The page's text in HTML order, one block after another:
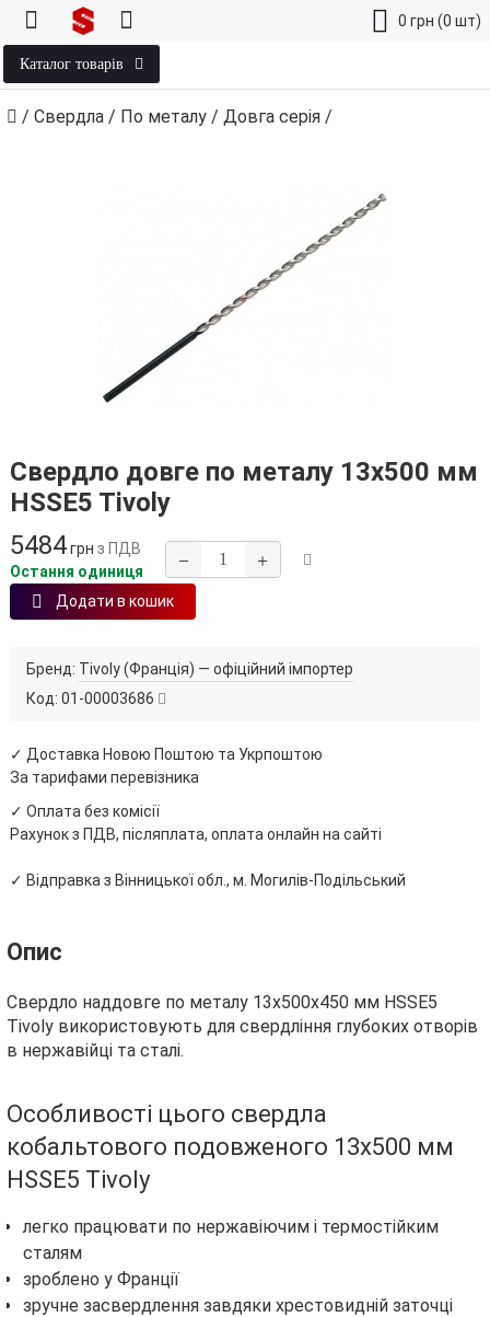
0 грн (0 шт)
Каталог товарів
/ Свердла / По металу / Довга серія /
Свердло довге по металу 13х500 мм
HSSE5 Tivoly
5484грн з ПДВ
Остання одиниця
− +
Додати в кошик
Бренд: Tivoly (Франція) — офіційний імпортер
Код: 01-00003686
✓ Доставка Новою Поштою та Укрпоштою
За тарифами перевізника
✓ Оплата без комісії
Рахунок з ПДВ, післяплата, оплата онлайн на сайті
✓ Відправка з Вінницької обл., м. Могилів-Подільський
Опис
Свердло наддовге по металу 13х500х450 мм HSSE5
Tivoly використовують для свердління глубоких отворів
в нержавійці та сталі.
Особливості цього свердла
кобальтового подовженого 13х500 мм
HSSE5 Tivoly
легко працювати по нержавіючим і термостійким
сталям
зроблено у Франції
зручне засвердлення завдяки хрестовидній заточці